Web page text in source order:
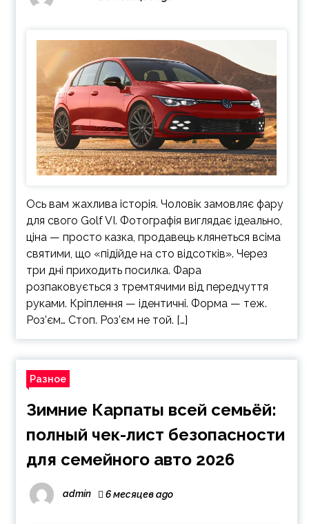
Ось вам жахлива історія. Чоловік замовляє фару
для свого Golf VI. Фотографія виглядає ідеально,
ціна — просто казка, продавець клянеться всіма
святими, що «підійде на сто відсотків». Через
три дні приходить посилка. Фара
розпаковується з тремтячими від передчуття
руками. Кріплення — ідентичні. Форма — теж.
Роз’єм… Стоп. Роз’єм не той. […]
Разное
Зимние Карпаты всей семьёй:
полный чек-лист безопасности
для семейного авто 2026
admin 6 месяцев ago